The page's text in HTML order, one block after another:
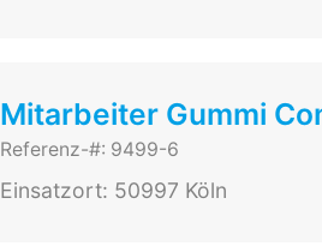
Mitarbeiter Gummi
Referenz-#: 9499-6
Einsatzort: 50997 Köln